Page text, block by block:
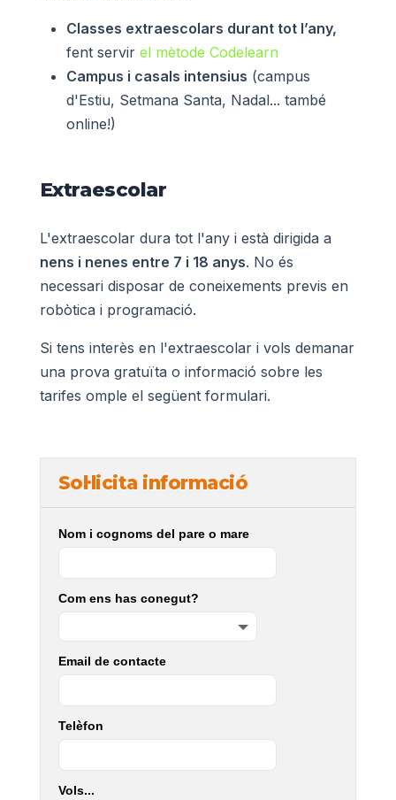
Classes extraescolars durant tot l’any,
fent servir el mètode Codelearn
Campus i casals intensius (campus
d'Estiu, Setmana Santa, Nadal... també
online!)
Extraescolar
L'extraescolar dura tot l'any i està dirigida a
nens i nenes entre 7 i 18 anys. No és
necessari disposar de coneixements previs en
robòtica i programació.
Si tens interès en l'extraescolar i vols demanar
una prova gratuïta o informació sobre les
tarifes omple el següent formulari.
Sol·licita informació
Nom i cognoms del pare o mare
Com ens has conegut?
Email de contacte
Telèfon
Vols...